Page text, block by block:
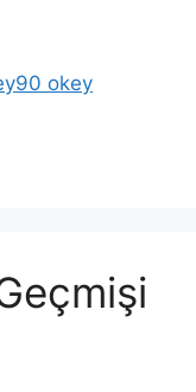
okey